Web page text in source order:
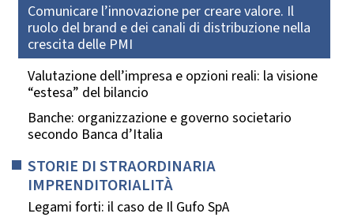
Comunicare l’innovazione per creare valore. Il
ruolo del brand e dei canali di distribuzione nella
crescita delle PMI
Valutazione dell’impresa e opzioni reali: la visione
“estesa” del bilancio
Banche: organizzazione e governo societario
secondo Banca d’Italia
STORIE DI STRAORDINARIA
IMPRENDITORIALITÀ
Legami forti: il caso de Il Gufo SpA